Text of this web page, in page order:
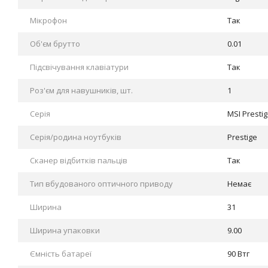
Мікрофон Так
Об'єм брутто 0.01
Підсвічування клавіатури Так
Роз'єм для навушників, шт. 1
Серія MSI
Серія/родина ноутбуків Prestige
Сканер відбитків пальців Так
Тип вбудованого оптичного приводу Немає
Ширина 31
Ширина упаковки 9.00
Ємність батареї 90 Втг